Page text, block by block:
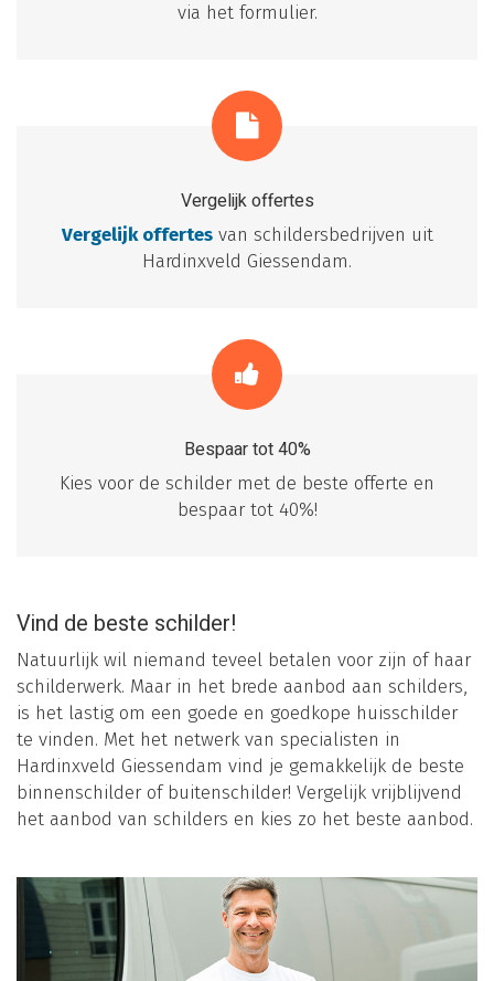
via het formulier.
Vergelijk offertes
Vergelijk offertesvan schildersbedrijven uit
Hardinxveld Giessendam.
Bespaar tot 40%
Kies voor de schilder met de beste offerte en
bespaar tot 40%!
Vind de beste schilder!
Natuurlijk wil niemand teveel betalen voor zijn of haar
schilderwerk. Maar in het brede aanbod aan schilders,
is het lastig om een goede en goedkope huisschilder
te vinden. Met het netwerk van specialisten in
Hardinxveld Giessendam vind je gemakkelijk de beste
binnenschilder of buitenschilder! Vergelijk vrijblijvend
het aanbod van schilders en kies zo het beste aanbod.